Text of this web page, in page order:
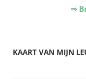
⇒
KAART VAN MIJN